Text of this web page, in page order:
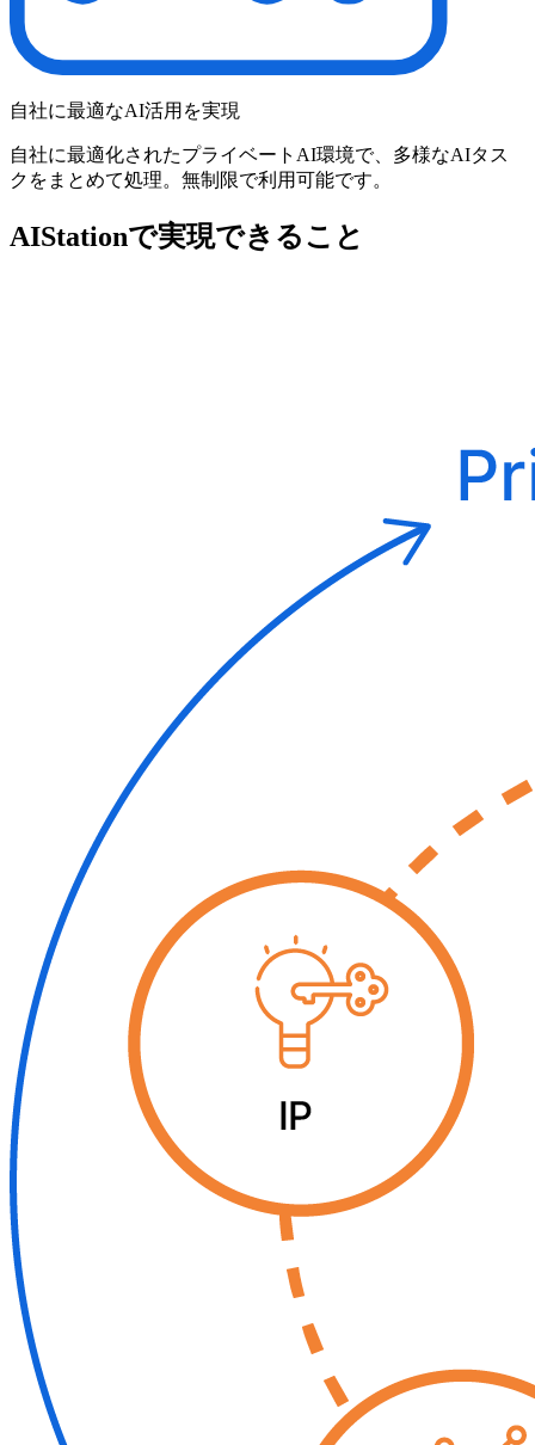
自社に最適なAI活用を実現
自社に最適化されたプライベートAI環境で、多様なAIタス
クをまとめて処理。無制限で利用可能です。
AIStationで実現できること